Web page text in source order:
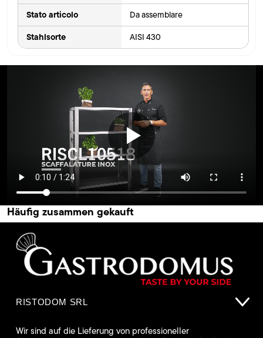
Stato articolo Da assemblare
Stahlsorte AISI 430
Häufig zusammen gekauft
RISTODOM SRL
Wir sind auf die Lieferung von professioneller